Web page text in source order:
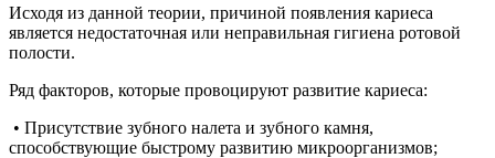
Исходя из данной теории, причиной появления кариеса
является недостаточная или неправильная гигиена ротовой
полости.
Ряд факторов, которые провоцируют развитие кариеса:
• Присутствие зубного налета и зубного камня,
способствующие быстрому развитию микроорганизмов;